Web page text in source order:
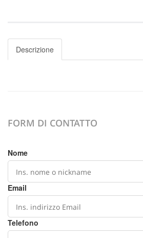
Descrizione
FORM DI CONTATTO
Nome
Email
Telefono